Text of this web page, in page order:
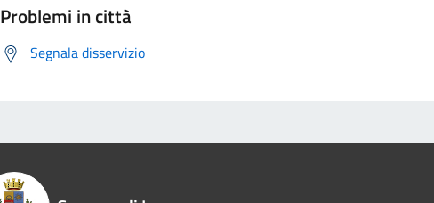
Problemi in città
Segnala disservizio